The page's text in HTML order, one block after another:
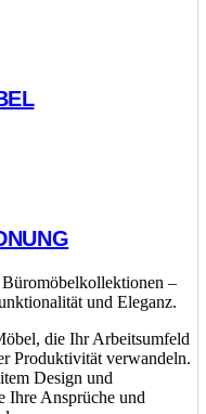
–
und Eleganz.
die Ihr Arbeitsumfeld
Produktivität verwandeln.
Design und
Ihre Ansprüche und